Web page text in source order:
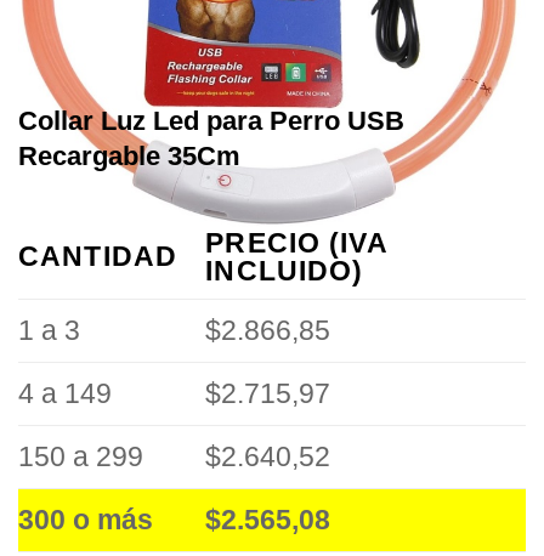
Collar Luz Led para Perro USB
Recargable 35Cm
CANTIDAD
PRECIO (IVA
INCLUIDO)
1 a 3
$2.866,85
4 a 149 $2.715,97
150 a 299 $2.640,52
300 o más $2.565,08